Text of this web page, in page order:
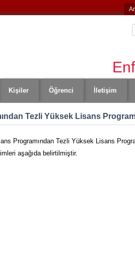
Kişiler Öğrenci İletişim
Tezli Yüksek Lisans
Programından Tezli Yüksek Lisans
aşağıda belirtilmiştir.